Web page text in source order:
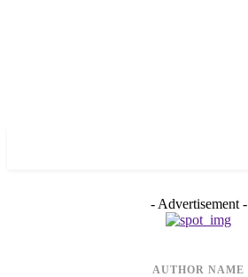
- Advertisement -
AUTHOR NAME